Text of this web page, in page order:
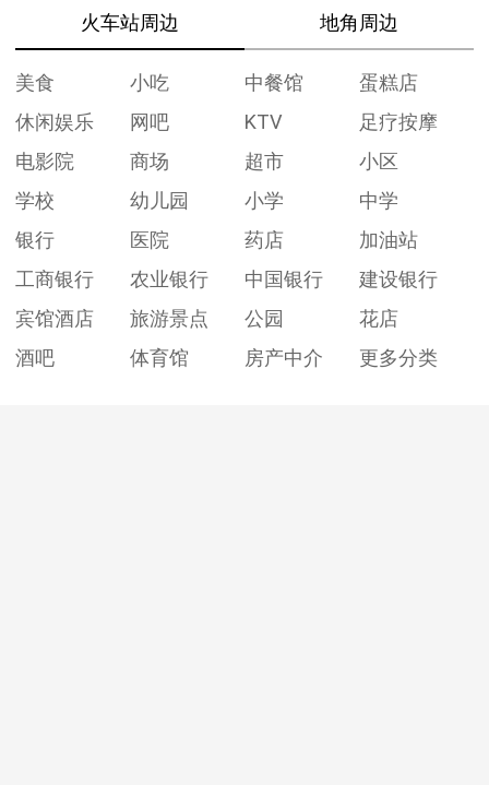
火车站周边 地角周边
美食 小吃 中餐馆
蛋糕店
休闲娱乐
网吧 KTV
足疗按摩
电影院
商场 超市
小区
学校
幼儿园 小学
中学
银行
医院 药店
加油站
工商银行
农业银行 中国银行
建设银行
宾馆酒店
旅游景点 公园
花店
酒吧
体育馆 房产中介 更多分类